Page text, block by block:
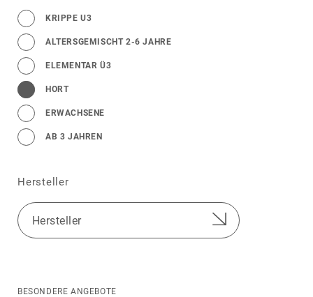
KRIPPE U3
ALTERSGEMISCHT 2-6 JAHRE
ELEMENTAR Ü3
HORT
ERWACHSENE
AB 3 JAHREN
Hersteller
BESONDERE ANGEBOTE